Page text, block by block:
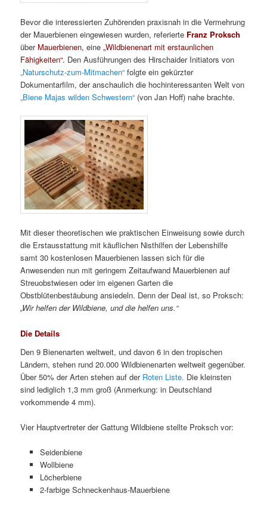
Bevor die interessierten Zuhörenden praxisnah in die Vermehrung
der Mauerbienen eingewiesen wurden, referierte Franz Proksch
über Mauerbienen, eine„Wildbienenart mit erstaunlichen
Fähigkeiten“. Den Ausführungen des Hirschaider Initiators von
„Naturschutz-zum-Mitmachen“ folgte ein gekürzter
Dokumentarfilm, der anschaulich die hochinteressanten Welt von
„Biene Majas wilden Schwestern“ (von Jan Hoff) nahe brachte.
Mit dieser theoretischen wie praktischen Einweisung sowie durch
die Erstausstattung mit käuflichen Nisthilfen der Lebenshilfe
samt 30 kostenlosen Mauerbienen lassen sich für die
Anwesenden nun mit geringem Zeitaufwand Mauerbienen auf
Streuobstwiesen oder im eigenen Garten die
Obstblütenbestäubung ansiedeln. Denn der Deal ist, so Proksch:
„Wir helfen der Wildbiene, und die helfen uns.“
Die Details
Den 9 Bienenarten weltweit, und davon 6 in den tropischen
Ländern, stehen rund 20.000 Wildbienenarten weltweit gegenüber.
Über 50% der Arten stehen auf der Roten Liste. Die kleinsten
sind lediglich 1,3 mm groß (Anmerkung: in Deutschland
vorkommende 4 mm).
Vier Hauptvertreter der Gattung Wildbiene stellte Proksch vor:
Seidenbiene
Wollbiene
Löcherbiene
2-farbige Schneckenhaus-Mauerbiene